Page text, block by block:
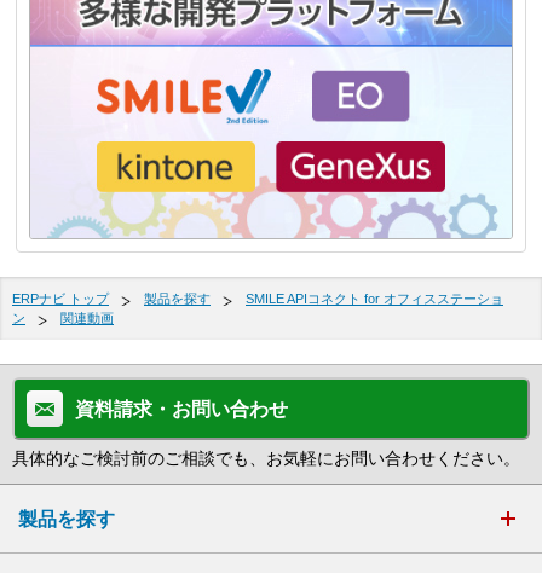
ERPナビ トップ 製品を探す
SMILE APIコネクト for オフィスステーショ
ン
関連動画
資料請求・お問い合わせ
具体的なご検討前のご相談でも、お気軽にお問い合わせください。
製品を探す